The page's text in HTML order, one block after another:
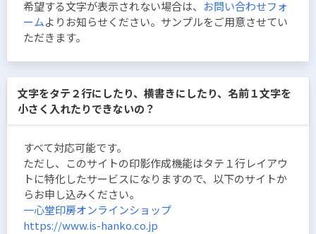
希望する文字が表示されない場合は、 お問い合わせフォ
ームよりお知らせください。サンプルをご用意させてい
ただきます。
文字をタテ２行にしたり、横書きにしたり、名前１文字を
小さく入れたりできないの？
すべて対応可能です。
ただし、このサイトの印影作成機能はタテ１行レイアウ
トに特化したサービスになりますので、以下のサイトか
らお申し込みください。
一心堂印房オンラインショップ
https://www.is-hanko.co.jp